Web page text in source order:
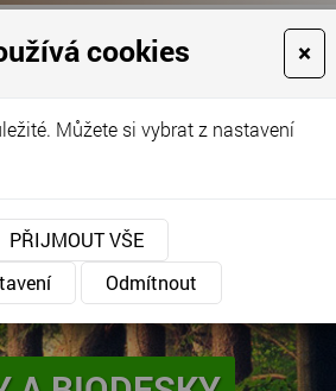
517 917(dřevěné podlahy)
MENU
cookies ×
Můžete si vybrat z nastavení
PŘIJMOUT VŠE
Odmítnout